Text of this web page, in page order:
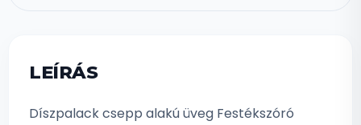
LEÍRÁS
Díszpalack csepp alakú üveg Festékszóró